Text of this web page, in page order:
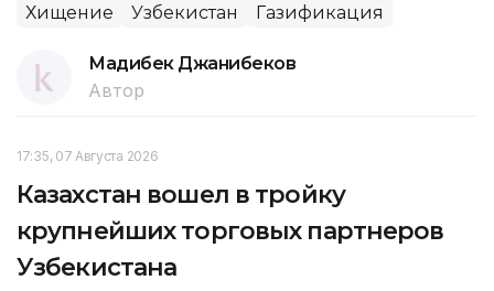
Хищение Узбекистан Газификация
Мадибек Джанибеков
Автор
17:35, 07 Августа 2026
Казахстан вошел в тройку
крупнейших торговых партнеров
Узбекистана